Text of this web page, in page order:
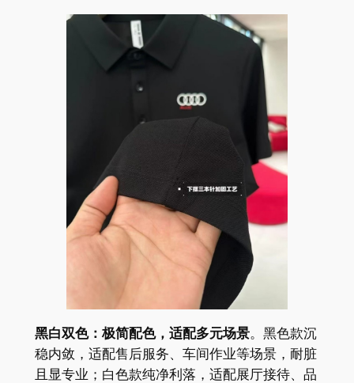
黑白双色：极简配色，适配多元场景。黑色款沉
稳内敛，适配售后服务、车间作业等场景，耐脏
且显专业；白色款纯净利落，适配展厅接待、品